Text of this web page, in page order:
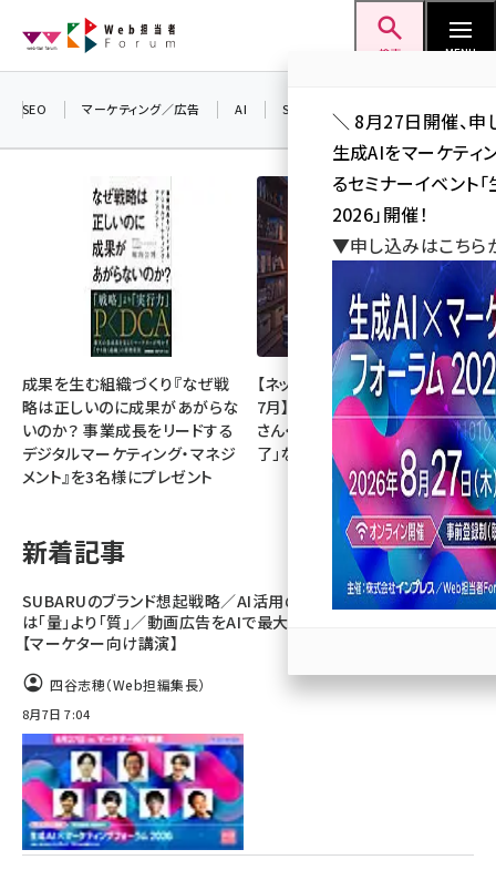
ン
検索 MENU
seo (3538)
ai (2820)
youtube (2444)
note (2322)
セミナー (2315)
z世代 (1629)
llmo (1167)
SEO マーケティング／広告 AI SNS
成果を生む組織づくり『なぜ戦
略は正しいのに成果があがらな
いのか？ 事業成長をリードする
デジタルマーケティング・マネジ
メント』を3名様にプレゼント
【ネットミーム振り返り・2026年
7月】「映画ちいかわ」「佐藤二朗
さん・橋本愛さん」「POPOPO終
了」など
新着記事
SUBARUのブランド想起戦略／AI活用のカギ
は「量」より「質」／動画広告をAIで最大化
【マーケター向け講演】
四谷志穂（Web担編集長）
8月7日 7:04
＼ 8月27日開催、申
生成AIをマーケティ
るセミナーイベント
2026」開催！
▼申し込みはこち